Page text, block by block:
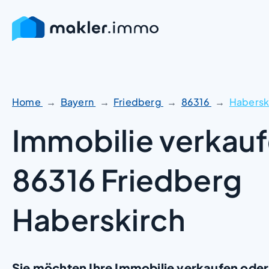
Home Bayern Friedberg 86316
Immobilie
86316 Friedberg
Haberskirch